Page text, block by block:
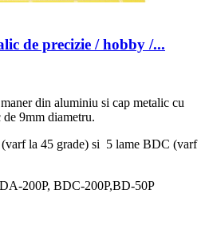
de precizie / hobby /...
din aluminiu si cap metalic cu
9mm diametru.
la 45 grade) si 5 lame BDC (varf
200P, BDC-200P,BD-50P